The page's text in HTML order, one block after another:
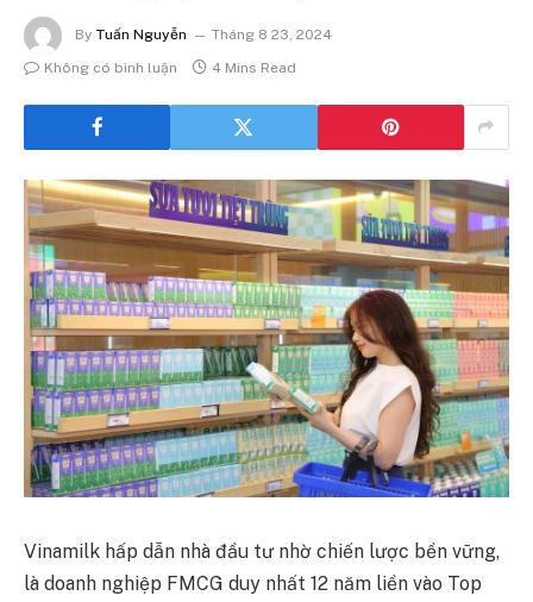
By Tuấn Nguyễn
Tháng 8 23, 2024
Không có bình luận
4 Mins Read
Vinamilk hấp dẫn nhà đầu tư nhờ chiến lược bền vững,
là doanh nghiệp FMCG duy nhất 12 năm liền vào Top